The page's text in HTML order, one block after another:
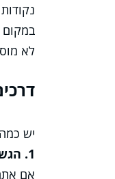
במקום
לא
יש
1. הגשת ערעור:
אם